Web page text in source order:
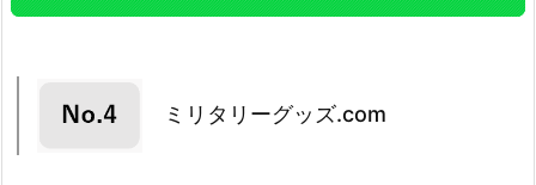
ミリタリーグッズ.com